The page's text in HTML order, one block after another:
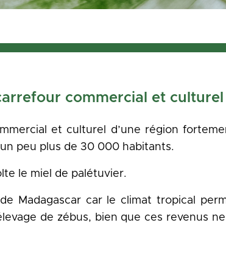
commercial et culturel
et culturel d’une région
peu plus de 30 000 habitants.
le miel de palétuvier.
Madagascar car le climat tropical
de zébus, bien que ces revenus